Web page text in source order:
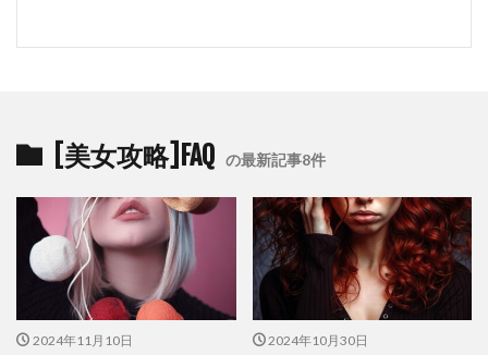
[美女攻略]FAQ の最新記事8件
2024年11月10日 2024年10月30日